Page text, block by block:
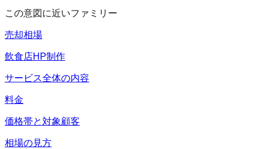
この意図に近いファミリー
売却相場
飲食店HP制作
サービス全体の内容
料金
価格帯と対象顧客
相場の見方